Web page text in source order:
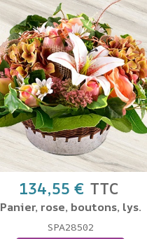
134,55 € TTC
Panier, rose, boutons, lys.
SPA28502